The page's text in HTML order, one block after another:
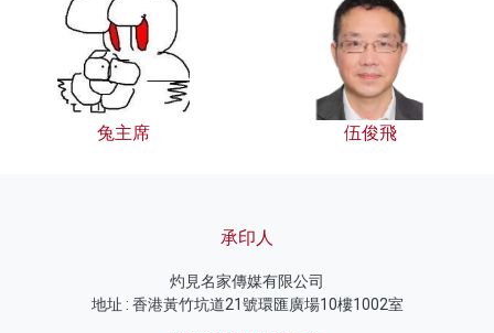
兔主席 伍俊飛
承印人
灼見名家傳媒有限公司
地址 : 香港黃竹坑道21號環匯廣場10樓1002室